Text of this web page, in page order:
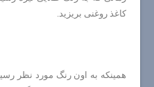
کاغذ روغنی بریزید.
همینکه به اون رنگ مورد نظر